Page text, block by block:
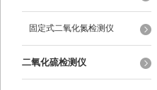
固定式二氧化氮检测仪
二氧化硫检测仪